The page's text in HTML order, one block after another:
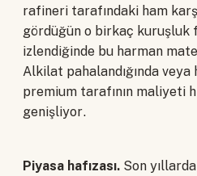
rafineri tarafındaki ham
gördüğün o birkaç kuruşluk
izlendiğinde bu harman
Alkilat pahalandığında veya
premium tarafının maliyeti
genişliyor.
Piyasa hafızası. Son